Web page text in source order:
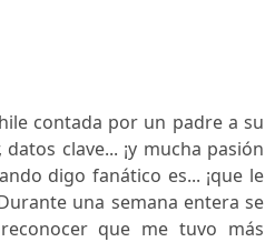
contada por un padre a su
clave... ¡y mucha pasión
digo fanático es... ¡que le
una semana entera se
que me tuvo más